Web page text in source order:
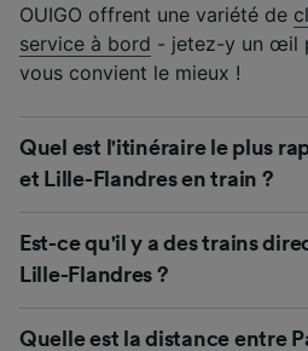
OUIGO offrent une variété de
service à bord - jetez-y un œil
vous convient le mieux !
Quel est l'itinéraire le plus
et Lille-Flandres en train ?
Est-ce qu'il y a des trains
Lille-Flandres ?
Quelle est la distance entre